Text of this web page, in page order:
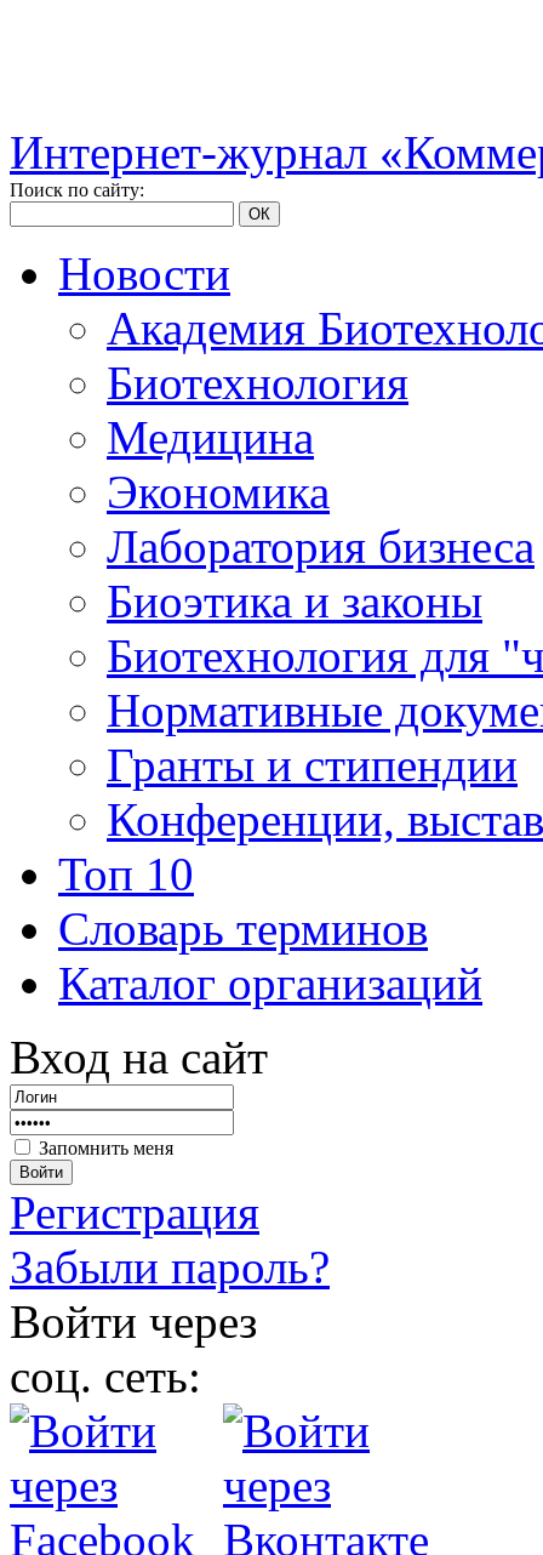
Интернет-журнал
Поиск по сайту:
ОК
Новости
Академия
Биотехнология
Медицина
Экономика
Лаборатория бизнеса
Биоэтика и законы
Биотехнология для
Нормативные
Гранты и стипендии
Конференции,
Топ 10
Словарь терминов
Каталог организаций
Вход на сайт
Запомнить меня
Войти
Регистрация
Забыли пароль?
Войти через
соц. сеть: